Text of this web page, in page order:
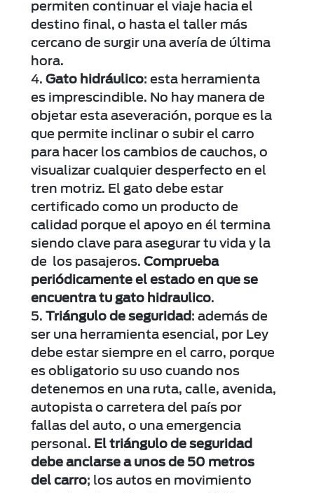
permiten continuar el viaje hacia el
destino final, o hasta el taller más
cercano de surgir una avería de última
hora.
Gato hidráulico: esta herramienta
es imprescindible. No hay manera de
objetar esta aseveración, porque es la
que permite inclinar o subir el carro
para hacer los cambios de cauchos, o
visualizar cualquier desperfecto en el
tren motriz. El gato debe estar
certificado como un producto de
calidad porque el apoyo en él termina
siendo clave para asegurar tu vida y la
de los pasajeros. Comprueba
periódicamente el estado en que se
encuentra tu gato hidraulico.
Triángulo de seguridad: además de
ser una herramienta esencial, por Ley
debe estar siempre en el carro, porque
es obligatorio su uso cuando nos
detenemos en una ruta, calle, avenida,
autopista o carretera del país por
fallas del auto, o una emergencia
personal. El triángulo de seguridad
debe anclarse a unos de 50 metros
del carro; los autos en movimiento